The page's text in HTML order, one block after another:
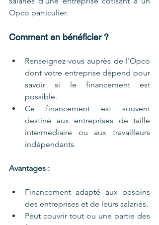
Opco particulier.
Comment en bénéficier ?
Renseignez-vous auprès de l'Opco
dont votre entreprise dépend pour
savoir si le financement est
possible.
Ce financement est souvent
destiné aux entreprises de taille
intermédiaire ou aux travailleurs
indépendants.
Avantages :
Financement adapté aux besoins
des entreprises et de leurs salariés.
Peut couvrir tout ou une partie des